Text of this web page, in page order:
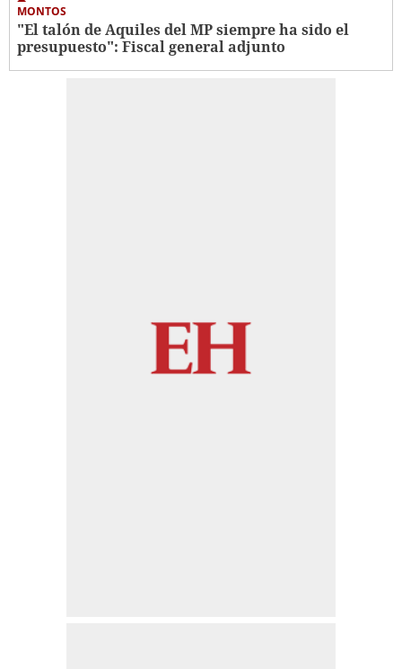
MONTOS
"El talón de Aquiles del MP siempre ha sido el
presupuesto": Fiscal general adjunto